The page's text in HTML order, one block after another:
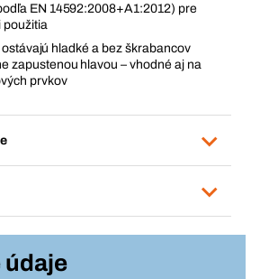
EN 14592:2008+A1:2012) pre
použitia
hladké a bez škrabancov
zapustenou hlavou – vhodné aj na
prvkov
údaje